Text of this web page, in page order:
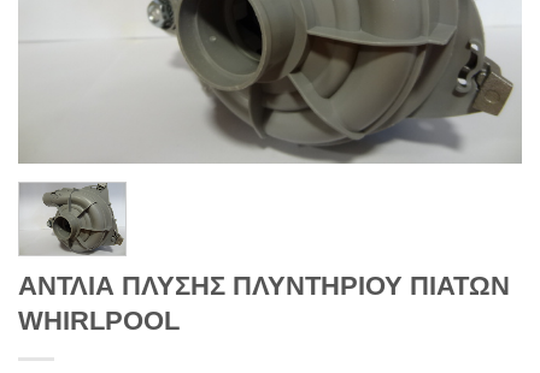
ΑΝΤΛΙΑ ΠΛΥΣΗΣ ΠΛΥΝΤΗΡΙΟΥ ΠΙΑΤΩΝ
WHIRLPOOL